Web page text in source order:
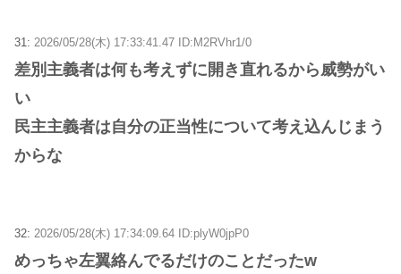
31: 2026/05/28(木) 17:33:41.47 ID:M2RVhr1/0
差別主義者は何も考えずに開き直れるから威勢がい
い
民主主義者は自分の正当性について考え込んじまう
からな
32: 2026/05/28(木) 17:34:09.64 ID:plyW0jpP0
めっちゃ左翼絡んでるだけのことだったw